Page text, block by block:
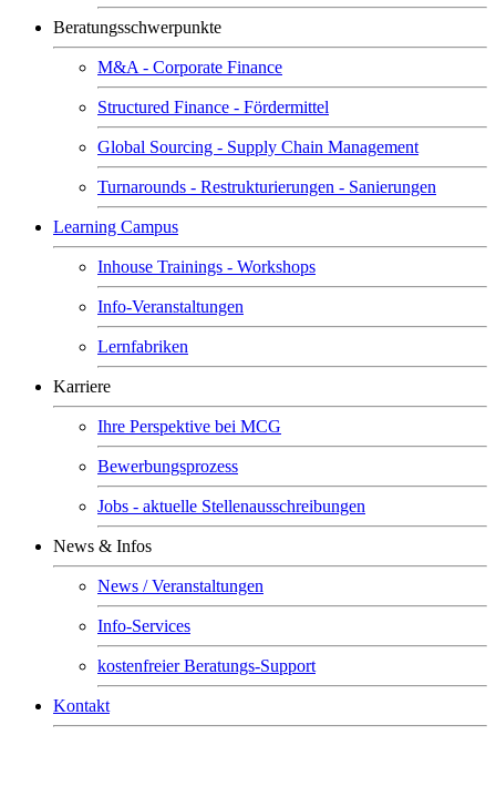
Beratungsschwerpunkte
M&A - Corporate Finance
Structured Finance - Fördermittel
Global Sourcing - Supply Chain Management
Turnarounds - Restrukturierungen - Sanierungen
Learning Campus
Inhouse Trainings - Workshops
Info-Veranstaltungen
Lernfabriken
Karriere
Ihre Perspektive bei MCG
Bewerbungsprozess
Jobs - aktuelle Stellenausschreibungen
News & Infos
News / Veranstaltungen
Info-Services
kostenfreier Beratungs-Support
Kontakt